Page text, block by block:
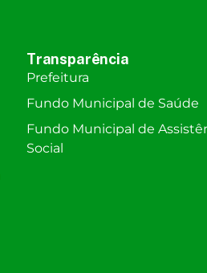
Transparência
Prefeitura
Fundo Municipal de Saúde
Fundo Municipal de
Social